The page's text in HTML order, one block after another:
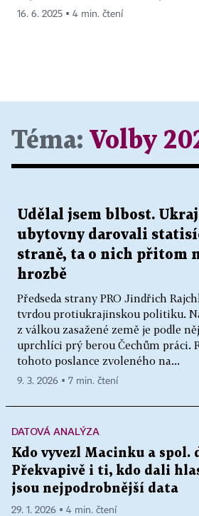
16. 6. 2025 ▪ 4 min. čtení
Téma: Volby
Udělal jsem blbost.
ubytovny darovali
straně, ta o nich přitom
hrozbě
Předseda strany PRO Jindřich
tvrdou protiukrajinskou politiku.
z válkou zasažené země je podle
uprchlíci prý berou Čechům práci.
tohoto poslance zvoleného na...
9. 3. 2026 ▪ 7 min. čtení
DATOVÁ ANALÝZA
Kdo vyvezl Macinku a spol.
Překvapivě i ti, kdo dali
jsou nejpodrobnější data
29. 1. 2026 ▪ 4 min. čtení